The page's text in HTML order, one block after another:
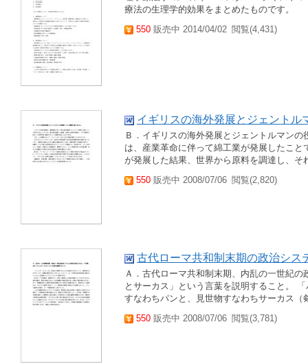
療法の生理学的効果をまとめたものです。
550 販売中 2014/04/02 閲覧(4,431)
イギリスの海外発展とジェントル
Ｂ．イギリスの海外発展とジェントルマン
は、産業革命に伴って綿工業が発展したこ
が発展した結果、世界から原料を調達し、
550 販売中 2008/07/06 閲覧(2,820)
古代ローマ共和制末期の政治シス
Ａ．古代ローマ共和制末期、内乱の一世紀
とサーカス」という言葉を説明すること。
すなわちパンと、見世物すなわちサーカス
550 販売中 2008/07/06 閲覧(3,781)